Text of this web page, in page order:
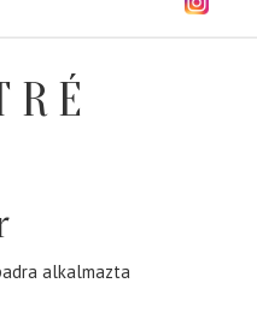
alkalmazta